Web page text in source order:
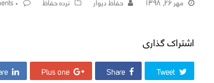
اشتراک گذاری
Tweet
Share
Plus one